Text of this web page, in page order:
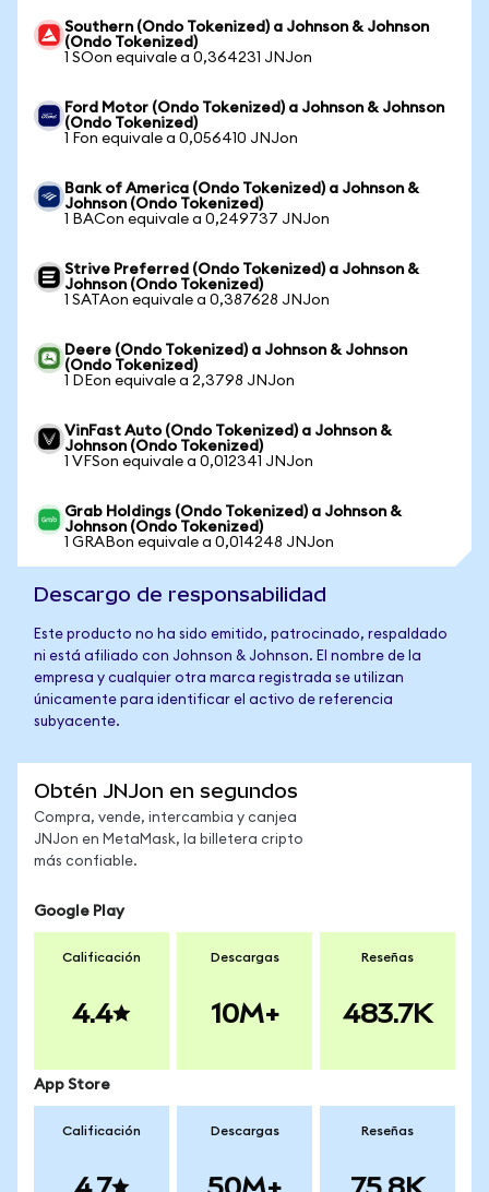
Southern (Ondo Tokenized) a Johnson & Johnson
(Ondo Tokenized)
1 SOon equivale a 0,364231 JNJon
Ford Motor (Ondo Tokenized) a Johnson & Johnson
(Ondo Tokenized)
1 Fon equivale a 0,056410 JNJon
Bank of America (Ondo Tokenized) a Johnson &
Johnson (Ondo Tokenized)
1 BACon equivale a 0,249737 JNJon
Strive Preferred (Ondo Tokenized) a Johnson &
Johnson (Ondo Tokenized)
1 SATAon equivale a 0,387628 JNJon
Deere (Ondo Tokenized) a Johnson & Johnson
(Ondo Tokenized)
1 DEon equivale a 2,3798 JNJon
VinFast Auto (Ondo Tokenized) a Johnson &
Johnson (Ondo Tokenized)
1 VFSon equivale a 0,012341 JNJon
Grab Holdings (Ondo Tokenized) a Johnson &
Johnson (Ondo Tokenized)
1 GRABon equivale a 0,014248 JNJon
Descargo de responsabilidad
Este producto no ha sido emitido, patrocinado, respaldado
ni está afiliado con Johnson & Johnson. El nombre de la
empresa y cualquier otra marca registrada se utilizan
únicamente para identificar el activo de referencia
subyacente.
Obtén JNJon en segundos
Compra, vende, intercambia y canjea
JNJon en MetaMask, la billetera cripto
más confiable.
Google Play
Calificación
4.4
Descargas
10M+
Reseñas
483.7K
App Store
Calificación Descargas Reseñas